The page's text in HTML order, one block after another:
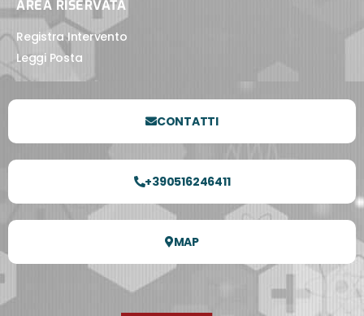
AREA RISERVATA
Registra Intervento
Leggi Posta
CONTATTI
+390516246411
MAP